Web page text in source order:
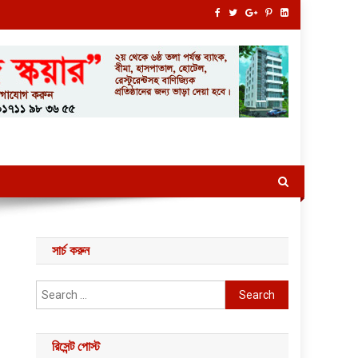
সার্চ করুন
Search for:
রিসেন্ট পোস্ট